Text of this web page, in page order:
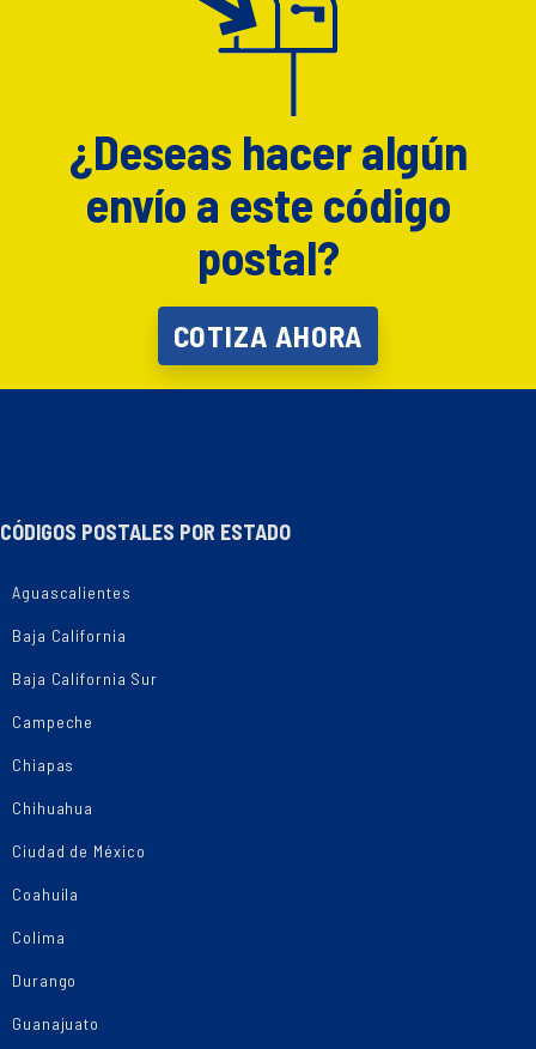
¿Deseas hacer algún
envío a este código
postal?
COTIZA AHORA
CÓDIGOS POSTALES POR ESTADO
Aguascalientes
Baja California
Baja California Sur
Campeche
Chiapas
Chihuahua
Ciudad de México
Coahuila
Colima
Durango
Guanajuato